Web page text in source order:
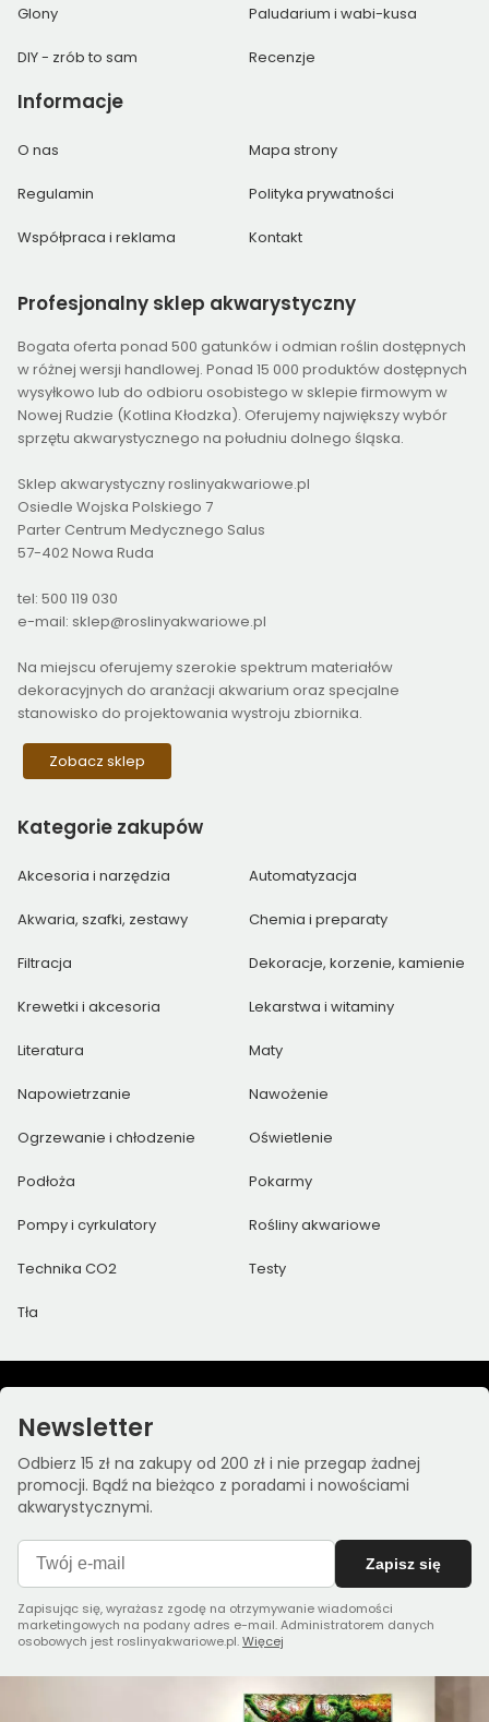
Glony Paludarium i wabi-kusa
DIY - zrób to sam Recenzje
Informacje
O nas Mapa strony
Regulamin Polityka prywatności
Współpraca i reklama Kontakt
Profesjonalny sklep akwarystyczny
Bogata oferta ponad 500 gatunków i odmian roślin dostępnych
w różnej wersji handlowej. Ponad 15 000 produktów dostępnych
wysyłkowo lub do odbioru osobistego w sklepie firmowym w
Nowej Rudzie (Kotlina Kłodzka). Oferujemy największy wybór
sprzętu akwarystycznego na południu dolnego śląska.
Sklep akwarystyczny roslinyakwariowe.pl
Osiedle Wojska Polskiego 7
Parter Centrum Medycznego Salus
57-402 Nowa Ruda
tel: 500 119 030
e-mail: sklep@roslinyakwariowe.pl
Na miejscu oferujemy szerokie spektrum materiałów
dekoracyjnych do aranżacji akwarium oraz specjalne
stanowisko do projektowania wystroju zbiornika.
Zobacz sklep
Kategorie zakupów
Akcesoria i narzędzia Automatyzacja
Akwaria, szafki, zestawy Chemia i preparaty
Filtracja Dekoracje, korzenie, kamienie
Krewetki i akcesoria Lekarstwa i witaminy
Literatura Maty
Napowietrzanie Nawożenie
Ogrzewanie i chłodzenie Oświetlenie
Podłoża Pokarmy
Pompy i cyrkulatory Rośliny akwariowe
Technika CO2 Testy
Tła
Newsletter
Odbierz 15 zł na zakupy od 200 zł i nie przegap żadnej
promocji. Bądź na bieżąco z poradami i nowościami
akwarystycznymi.
Zapisz się
Zapisując się, wyrażasz zgodę na otrzymywanie wiadomości
marketingowych na podany adres e-mail. Administratorem danych
osobowych jest roslinyakwariowe.pl.Więcej